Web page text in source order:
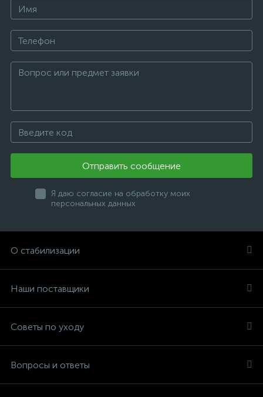
Отправить сообщение
Я даю согласие на обработку моих
персональных данных
О стабилизации
Наши поставщики
Советы по уходу
Вопросы и ответы